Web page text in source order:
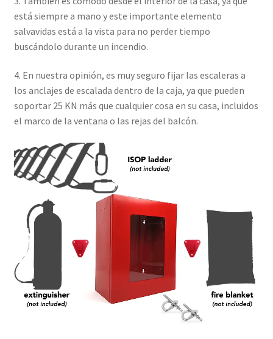
está siempre a mano y este importante elemento
salvavidas está a la vista para no perder tiempo
buscándolo durante un incendio.
4. En nuestra opinión, es muy seguro fijar las escaleras a
los anclajes de escalada dentro de la caja, ya que pueden
soportar 25 KN más que cualquier cosa en su casa, incluidos
el marco de la ventana o las rejas del balcón.